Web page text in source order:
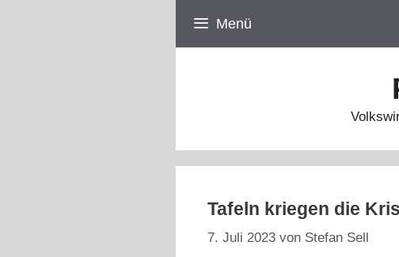
Menü
Tafeln kriegen die
7. Juli 2023 von Stefan Sell